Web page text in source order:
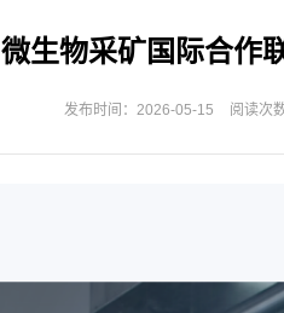
微生物采矿国际合作
发布时间：2026-05-15 阅读次数